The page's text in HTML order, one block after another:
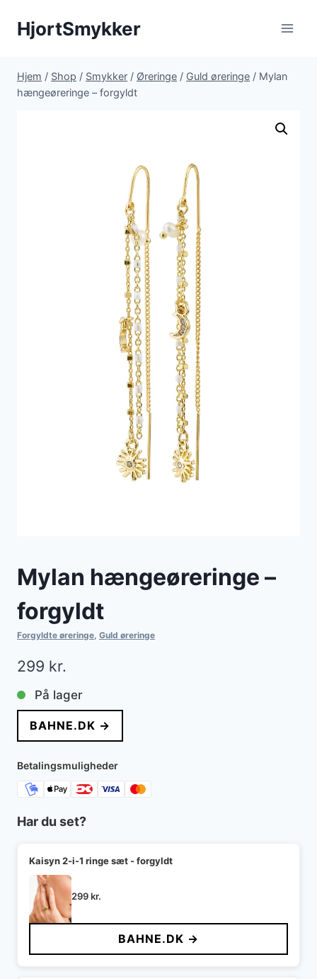
HjortSmykker
Hjem / Shop / Smykker / Øreringe / Guld øreringe / Mylan
hængeøreringe – forgyldt
Mylan hængeøreringe –
forgyldt
Forgyldte øreringe Guld øreringe
299 kr.
På lager
BAHNE.DK →
Betalingsmuligheder
Har du set?
Kaisyn 2-i-1 ringe sæt - forgyldt
299kr.
BAHNE.DK →